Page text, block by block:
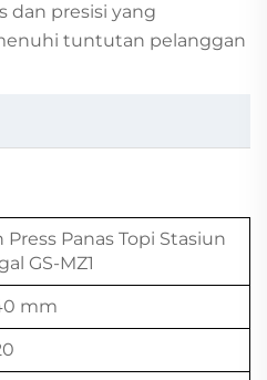
dan presisi yang
tuntutan pelanggan
Press Panas Topi Stasiun
GS-MZ1
mm